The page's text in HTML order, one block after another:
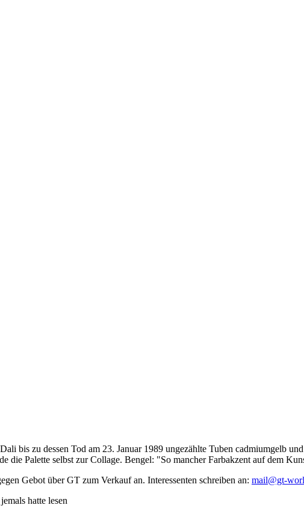
bis zu dessen Tod am 23. Januar 1989 ungezählte Tuben cadmiumgelb
die Palette selbst zur Collage. Bengel: "So mancher Farbakzent auf dem
Gebot über GT zum Verkauf an. Interessenten schreiben an: mail@gt-
hatte lesen